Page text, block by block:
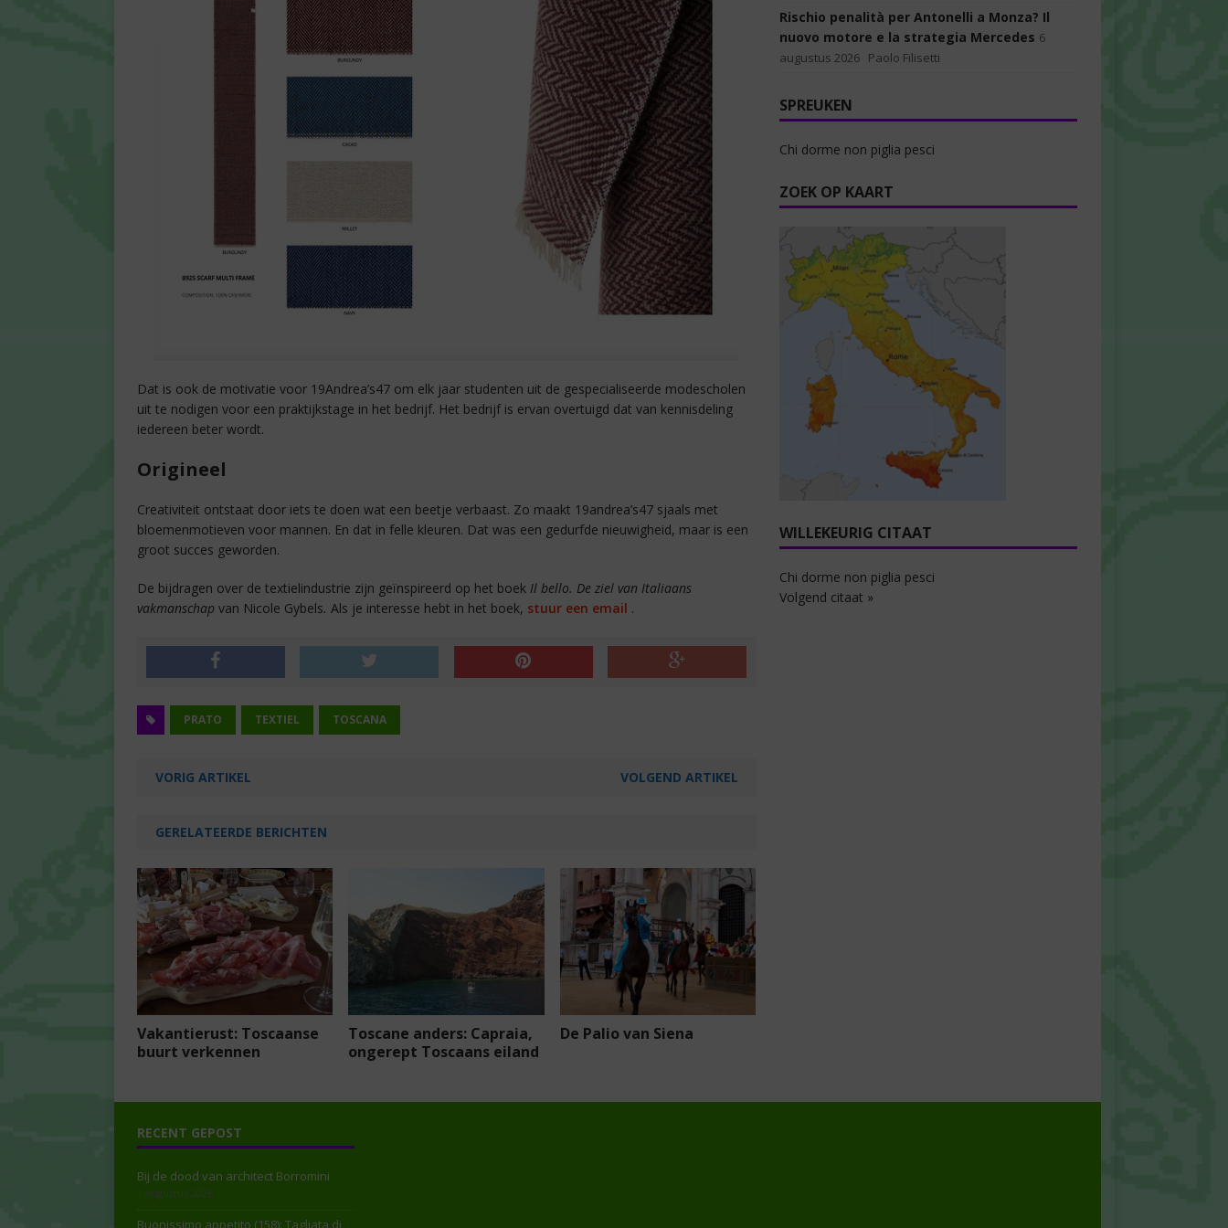
Dat is ook de motivatie voor 19Andrea’s47 om elk jaar studenten uit de gespecialiseerde modescholen
uit te nodigen voor een praktijkstage in het bedrijf. Het bedrijf is ervan overtuigd dat van kennisdeling
iedereen beter wordt.
Origineel
Creativiteit ontstaat door iets te doen wat een beetje verbaast. Zo maakt 19andrea’s47 sjaals met
bloemenmotieven voor mannen. En dat in felle kleuren. Dat was een gedurfde nieuwigheid, maar is een
groot succes geworden.
De bijdragen over de textielindustrie zijn geïnspireerd op het boek Il bello. De ziel van Italiaans
vakmanschap van Nicole Gybels. Als je interesse hebt in het boek, stuur een email .
PRATO TEXTIEL TOSCANA
VORIG ARTIKEL VOLGEND ARTIKEL
GERELATEERDE BERICHTEN
Vakantierust: Toscaanse
buurt verkennen
Toscane anders: Capraia,
ongerept Toscaans eiland
De Palio van Siena
Rischio penalità per Antonelli a Monza? Il
nuovo motore e la strategia Mercedes 6
augustus 2026 Paolo Filisetti
SPREUKEN
Chi dorme non piglia pesci
ZOEK OP KAART
WILLEKEURIG CITAAT
Chi dorme non piglia pesci
Volgend citaat »
RECENT GEPOST
Bij de dood van architect Borromini
1 augustus 2026
Buonissimo appetito (158): Tagliata di